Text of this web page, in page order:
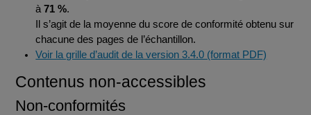
à71 %.
Il s’agit de la moyenne du score de conformité obtenu sur
chacune des pages de l’échantillon.
Voir la grille d’audit de la version 3.4.0 (format PDF)
Contenus non-accessibles
Non-conformités